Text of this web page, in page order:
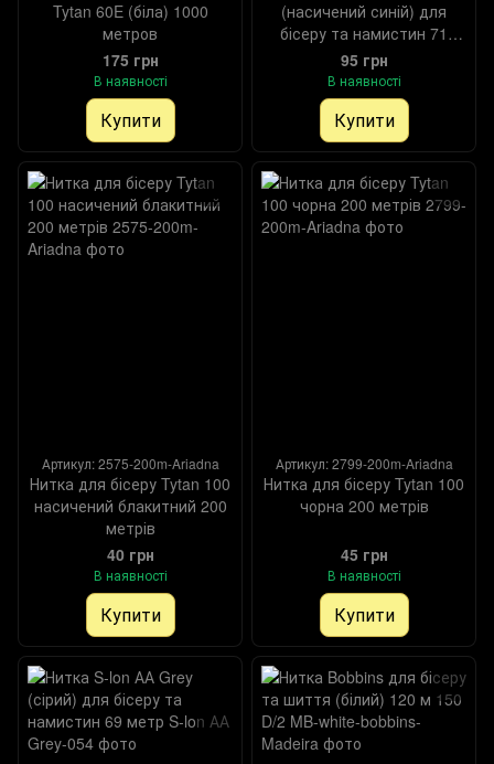
Tytan 60E (біла) 1000
метров
175 грн
В наявності
Купити
(насичений синій) для
бісеру та намистин 71
метр
95 грн
В наявності
Купити
Артикул: 2575-200m-Ariadna
Нитка для бісеру Tytan 100
насичений блакитний 200
метрів
40 грн
В наявності
Купити
Артикул: 2799-200m-Ariadna
Нитка для бісеру Tytan 100
чорна 200 метрів
45 грн
В наявності
Купити